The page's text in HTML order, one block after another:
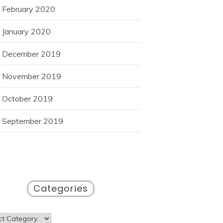
February 2020
January 2020
December 2019
November 2019
October 2019
September 2019
Categories